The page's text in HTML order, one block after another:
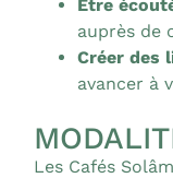
Être
auprès de
Créer des
avancer à
Les Cafés